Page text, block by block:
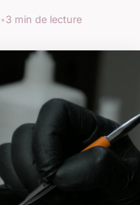
•3 min de lecture